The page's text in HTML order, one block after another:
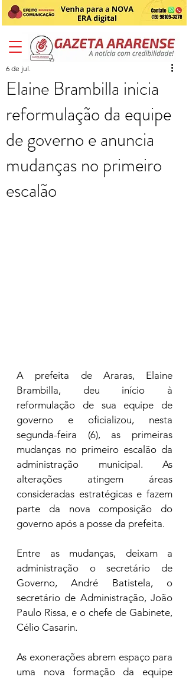
Elaine Brambilla inicia
reformulação da equipe
de governo e anuncia
mudanças no primeiro
escalão
6 de jul.
A prefeita de Araras, Elaine
Brambilla, deu início à
reformulação de sua equipe de
governo e oficializou, nesta
segunda-feira (6), as primeiras
mudanças no primeiro escalão da
administração municipal. As
alterações atingem áreas
consideradas estratégicas e fazem
parte da nova composição do
governo após a posse da prefeita.
Entre as mudanças, deixam a
administração o secretário de
Governo, André Batistela, o
secretário de Administração, João
Paulo Rissa, e o chefe de Gabinete,
Célio Casarin.
As exonerações abrem espaço para
uma nova formação da equipe